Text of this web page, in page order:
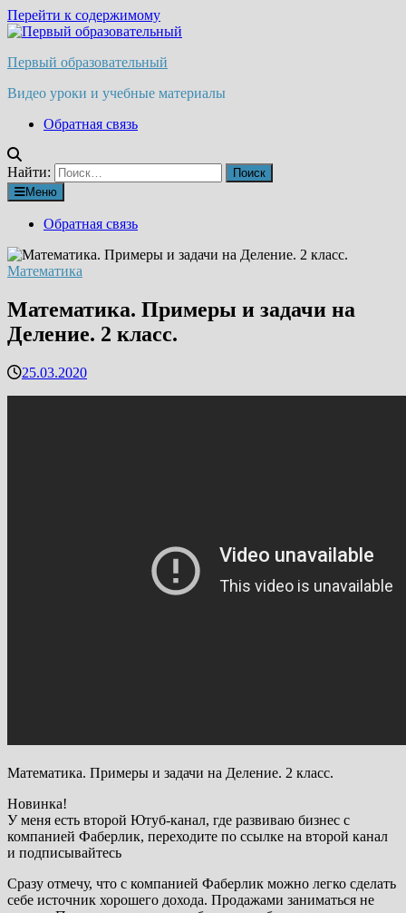
Перейти к содержимому
Первый образовательный
Видео уроки и учебные материалы
Обратная связь
Найти:
Меню
Обратная связь
Математика
Математика. Примеры и задачи на
Деление. 2 класс.
25.03.2020
Математика. Примеры и задачи на Деление. 2 класс.
Новинка!
У меня есть второй Ютуб-канал, где развиваю бизнес с
компанией Фаберлик, переходите по ссылке на второй канал
и подписывайтесь
Сразу отмечу, что с компанией Фаберлик можно легко сделать
себе источник хорошего дохода. Продажами заниматься не